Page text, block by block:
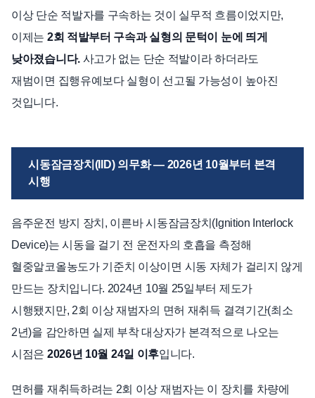
이상 단순 적발자를 구속하는 것이 실무적 흐름이었지만,
이제는 2회 적발부터 구속과 실형의 문턱이 눈에 띄게
낮아졌습니다.사고가 없는 단순 적발이라 하더라도
재범이면 집행유예보다 실형이 선고될 가능성이 높아진
것입니다.
시동잠금장치(IID) 의무화 — 2026년 10월부터 본격
시행
음주운전 방지 장치, 이른바 시동잠금장치(Ignition Interlock
Device)는 시동을 걸기 전 운전자의 호흡을 측정해
혈중알코올농도가 기준치 이상이면 시동 자체가 걸리지 않게
만드는 장치입니다. 2024년 10월 25일부터 제도가
시행됐지만, 2회 이상 재범자의 면허 재취득 결격기간(최소
2년)을 감안하면 실제 부착 대상자가 본격적으로 나오는
시점은 2026년 10월 24일 이후입니다.
면허를 재취득하려는 2회 이상 재범자는 이 장치를 차량에